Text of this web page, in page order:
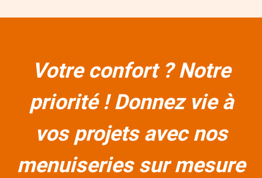
Votre confort ? Notre
priorité ! Donnez vie à
vos projets avec nos
menuiseries sur mesure